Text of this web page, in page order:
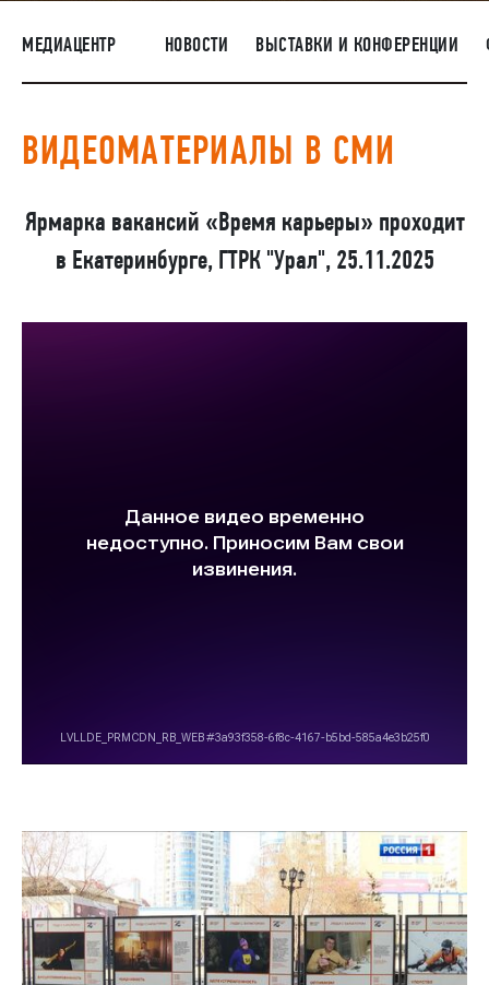
ПОСТАВЩИКАМ
R&D
КОРПОРАТИВНЫЙ УНИВЕРСИТЕТ TMK2U
КОМПЛАЕНС
МЕДИАЦЕНТР
МЕДИАЦЕНТР НОВОСТИ ВЫСТАВКИ И КОНФЕРЕНЦИИ
ВИДЕОМАТЕРИАЛЫ В СМИ
Ярмарка вакансий «Время карьеры» проходит
в Екатеринбурге, ГТРК "Урал", 25.11.2025